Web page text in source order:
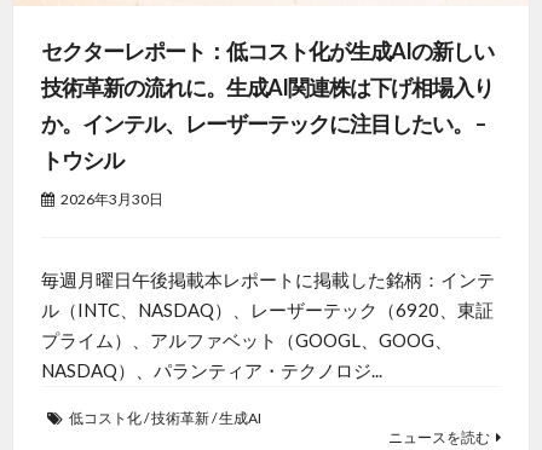
セクターレポート：低コスト化が生成AIの新しい
技術革新の流れに。生成AI関連株は下げ相場入り
か。インテル、レーザーテックに注目したい。 –
トウシル
2026年3月30日
毎週月曜日午後掲載本レポートに掲載した銘柄：インテ
ル（INTC、NASDAQ）、レーザーテック（6920、東証
プライム）、アルファベット（GOOGL、GOOG、
NASDAQ）、パランティア・テクノロジ...
低コスト化/技術革新/生成AI
ニュースを読む